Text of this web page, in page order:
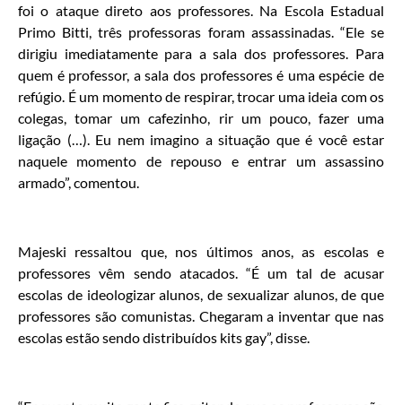
foi o ataque direto aos professores. Na Escola Estadual
Primo Bitti, três professoras foram assassinadas. “Ele se
dirigiu imediatamente para a sala dos professores. Para
quem é professor, a sala dos professores é uma espécie de
refúgio. É um momento de respirar, trocar uma ideia com os
colegas, tomar um cafezinho, rir um pouco, fazer uma
ligação (…). Eu nem imagino a situação que é você estar
naquele momento de repouso e entrar um assassino
armado”, comentou.
Majeski ressaltou que, nos últimos anos, as escolas e
professores vêm sendo atacados. “É um tal de acusar
escolas de ideologizar alunos, de sexualizar alunos, de que
professores são comunistas. Chegaram a inventar que nas
escolas estão sendo distribuídos kits gay”, disse.